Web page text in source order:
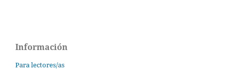
Información
Para lectores/as